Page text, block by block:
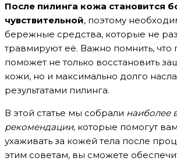
После пилинга кожа становится
чувствительной, поэтому
бережные средства, которые не
травмируют её. Важно помнить, что
поможет не только восстановить
кожи, но и максимально долго
результатами пилинга.
В этой статье мы собрали наиболее
рекомендации, которые помогут
ухаживать за кожей тела после
этим советам, вы сможете